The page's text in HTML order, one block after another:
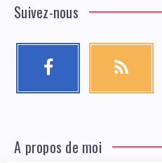
Suivez-nous
A propos de moi